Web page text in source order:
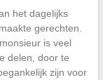
het dagelijks
gerechten.
is veel
delen, door te
zijn voor